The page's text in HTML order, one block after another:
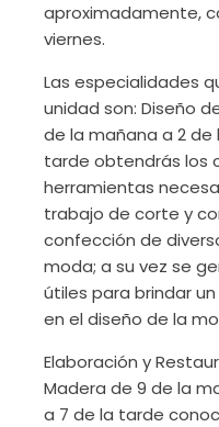
aproximadamente,
viernes.
Las especialidades
unidad son: Diseño
de la mañana a 2
tarde obtendrás los
herramientas
trabajo de corte y
confección de
moda; a su vez se
útiles para brindar
en el diseño de la
Elaboración y
Madera de 9 de la
a 7 de la tarde